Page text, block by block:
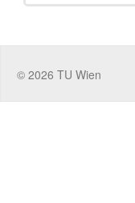
© 2026 TU Wien